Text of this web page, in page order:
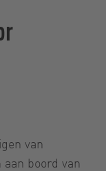
van
boord van